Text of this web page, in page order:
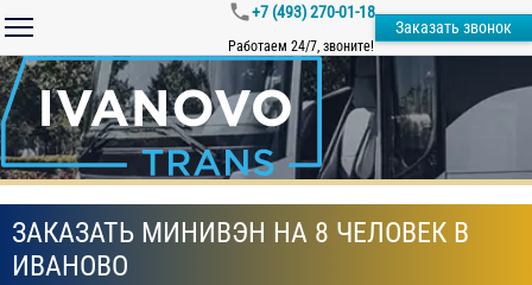
+7 (493) 270-01-18
Работаем 24/7, звоните!
Заказать звонок
ЗАКАЗАТЬ МИНИВЭН НА 8 ЧЕЛОВЕК В
ИВАНОВО